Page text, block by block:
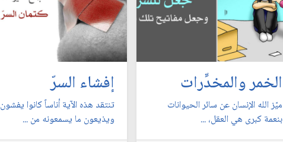
الخمر والمخدِّرات
ميّز الله الإنسان عن سائر الحيوانات
بنعمة كبرى هي العقل، ...
إفشاء السرّ
تنتقد هذه الآية أناساً كانوا يفشون
ويذيعون ما يسمعونه من ...